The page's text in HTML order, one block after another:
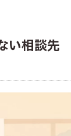
い相談先